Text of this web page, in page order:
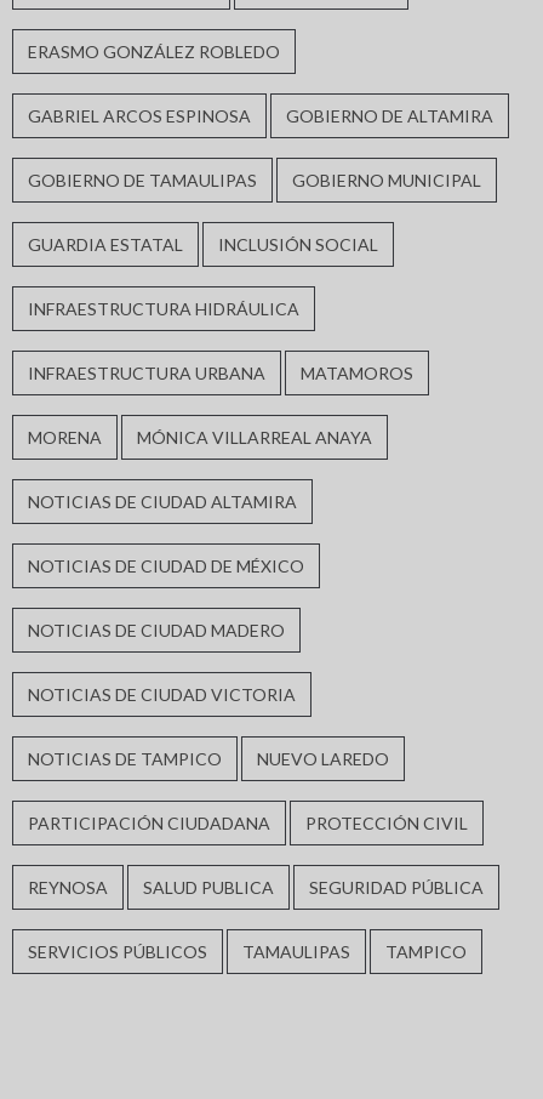
ERASMO GONZÁLEZ ROBLEDO
GABRIEL ARCOS ESPINOSA GOBIERNO DE ALTAMIRA
GOBIERNO DE TAMAULIPAS GOBIERNO MUNICIPAL
GUARDIA ESTATAL INCLUSIÓN SOCIAL
INFRAESTRUCTURA HIDRÁULICA
INFRAESTRUCTURA URBANA MATAMOROS
MORENA MÓNICA VILLARREAL ANAYA
NOTICIAS DE CIUDAD ALTAMIRA
NOTICIAS DE CIUDAD DE MÉXICO
NOTICIAS DE CIUDAD MADERO
NOTICIAS DE CIUDAD VICTORIA
NOTICIAS DE TAMPICO NUEVO LAREDO
PARTICIPACIÓN CIUDADANA PROTECCIÓN CIVIL
REYNOSA SALUD PUBLICA SEGURIDAD PÚBLICA
SERVICIOS PÚBLICOS TAMAULIPAS TAMPICO